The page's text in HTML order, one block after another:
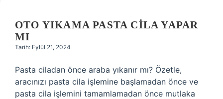
OTO YIKAMA PASTA CILA YAPAR
MI
Tarih: Eylül 21, 2024
Pasta ciladan önce araba yıkanır mı? Özetle,
aracınızı pasta cila işlemine başlamadan önce ve
pasta cila işlemini tamamlamadan önce mutlaka